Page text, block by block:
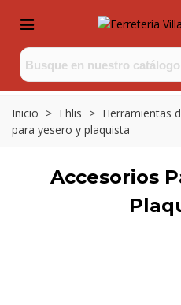
Inicio > Ehlis > Herramientas
para yesero y plaquista
Accesorios